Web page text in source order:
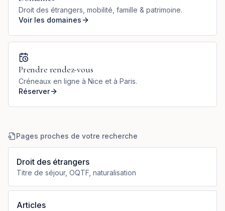
Droit des étrangers, mobilité, famille & patrimoine.
Voir les domaines
Prendre rendez-vous
Créneaux en ligne à Nice et à Paris.
Réserver
Pages proches de votre recherche
Droit des étrangers
Titre de séjour, OQTF, naturalisation
Articles